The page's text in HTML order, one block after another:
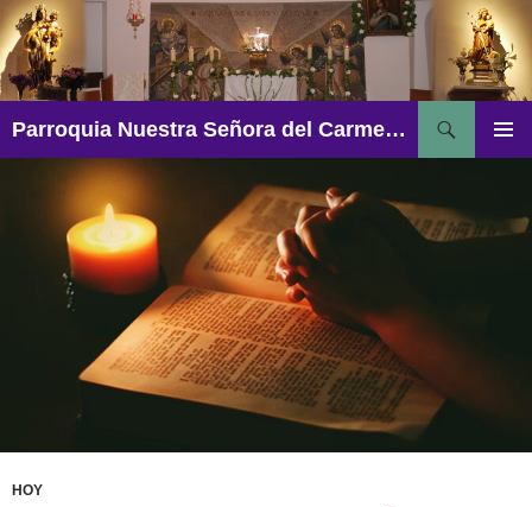
Saltar
al
contenido
Parroquia Nuestra Señora del Carmen – Aguadulce
HOY